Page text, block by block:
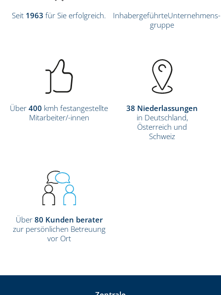
Seit 1963 für Sie erfolgreich.
InhabergeführteUnternehmens-
gruppe
Über 400 kmh festangestellte
Mitarbeiter/-innen
38 Niederlassungen
in Deutschland,
Österreich und
Schweiz
Über 80 Kunden­ berater
zur persönlichen Betreuung
vor Ort